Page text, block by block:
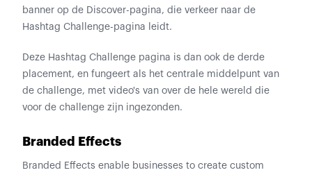
banner op de Discover-pagina, die verkeer naar de
Hashtag Challenge-pagina leidt.
Deze Hashtag Challenge pagina is dan ook de derde
placement, en fungeert als het centrale middelpunt van
de challenge, met video's van over de hele wereld die
voor de challenge zijn ingezonden.
Branded Effects
Branded Effects enable businesses to create custom